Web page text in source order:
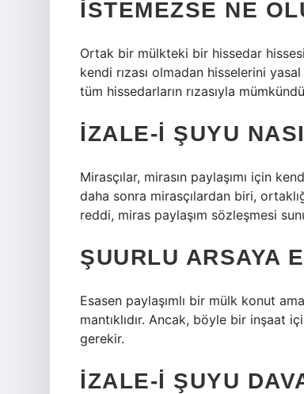
ISTEMEZSE NE
Ortak bir mülkteki bir hissedar
kendi rızası olmadan hisselerini
tüm hissedarların rızasıyla
İZALE-I ŞUYU
Mirasçılar, mirasın paylaşımı için
daha sonra mirasçılardan biri,
reddi, miras paylaşım sözleşmesi
ŞUURLU ARSAYA
Esasen paylaşımlı bir mülk konut
mantıklıdır. Ancak, böyle bir inşaat
gerekir.
İZALE-I ŞUYU